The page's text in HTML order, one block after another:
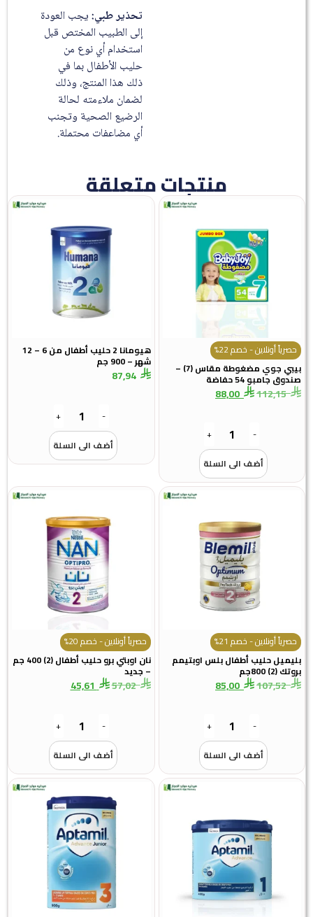
تحذير طبي:يجب العودة
إلى الطبيب المختص قبل
استخدام أي نوع من
حليب الأطفال بما في
ذلك هذا المنتج، وذلك
لضمان ملاءمته لحالة
الرضيع الصحية وتجنب
أي مضاعفات محتملة.
منتجات متعلقة
أونلاين - خصم 22%
بيبي جوي مضغوطة مقاس (7) –
54 حفاضة
88,00
أضف الى السلة
هيومانا 2 حليب أطفال من 6 – 12
87,94
أضف الى السلة
أونلاين - خصم 21%
حليب أطفال بلس اوبتيمم
85,00
أضف الى السلة
حصرياً أونلاين - خصم 20%
نان اوبتي برو حليب أطفال (2) 400 جم
– جديد
57,02
45,61
أضف الى السلة